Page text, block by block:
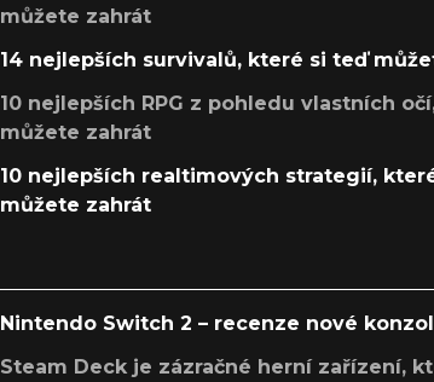
můžete zahrát
14 nejlepších survivalů, které si teď
10 nejlepších RPG z pohledu vlastních
můžete zahrát
10 nejlepších realtimových strategií,
můžete zahrát
Nintendo Switch 2 – recenze nové
Steam Deck je zázračné herní zařízení,